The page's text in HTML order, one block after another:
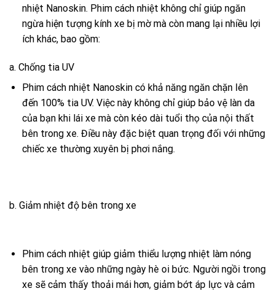
nhiệt Nanoskin. Phim cách nhiệt không chỉ giúp ngăn
ngừa hiện tượng kính xe bị mờ mà còn mang lại nhiều lợi
ích khác, bao gồm:
a. Chống tia UV
Phim cách nhiệt Nanoskin có khả năng ngăn chặn lên
đến 100% tia UV. Việc này không chỉ giúp bảo vệ làn da
của bạn khi lái xe mà còn kéo dài tuổi thọ của nội thất
bên trong xe. Điều này đặc biệt quan trọng đối với những
chiếc xe thường xuyên bị phơi nắng.
b. Giảm nhiệt độ bên trong xe
Phim cách nhiệt giúp giảm thiểu lượng nhiệt làm nóng
bên trong xe vào những ngày hè oi bức. Người ngồi trong
xe sẽ cảm thấy thoải mái hơn, giảm bớt áp lực và cảm